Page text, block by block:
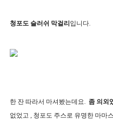
청포도 슬러쉬 막걸리 입니다.
한 잔 따라서 마셔봤는데요. 좀 의외
없었고 , 청포도 주스로 유명한 마마